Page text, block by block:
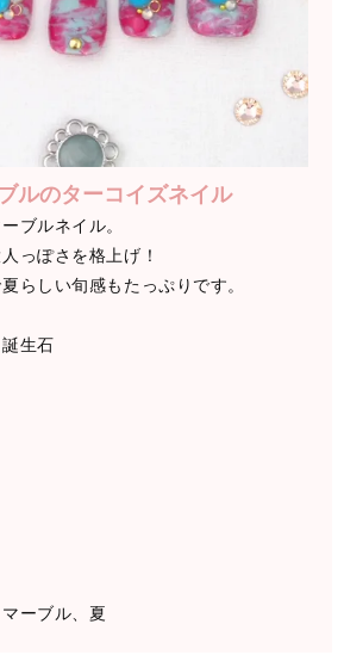
ルのターコイズネイル
ブルネイル。
っぽさを格上げ！
らしい旬感もたっぷりです。
生石
ーブル、夏